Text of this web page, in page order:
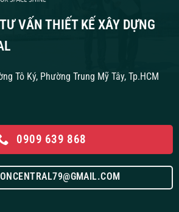
VẤN THIẾT KẾ XÂY DỰNG
Tô Ký, Phường Trung Mỹ Tây, Tp.HCM
0909 639 868